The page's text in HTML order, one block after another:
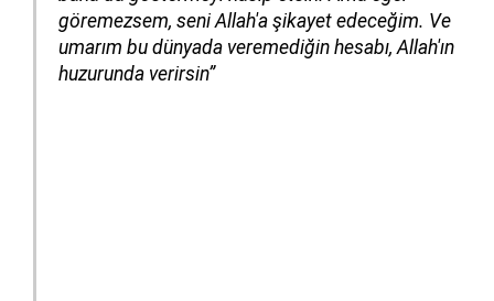
göremezsem, seni Allah'a şikayet edeceğim. Ve
umarım bu dünyada veremediğin hesabı, Allah'ın
huzurunda verirsin”